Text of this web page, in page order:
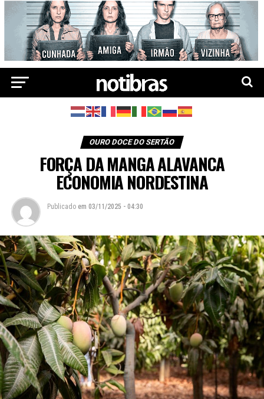
OURO DOCE DO SERTÃO
FORÇA DA MANGA ALAVANCA
ECONOMIA NORDESTINA
Publicado em 03/11/2025 - 04:30